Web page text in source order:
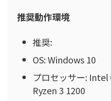
推奨動作環境
推奨:
OS: Windows 10
プロセッサー: Intel
Ryzen 3 1200